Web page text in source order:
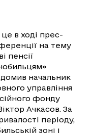
в ході прес-
на тему
пенсії
начальник
управління
фонду
Ачкасов. За
періоду,
зоні і